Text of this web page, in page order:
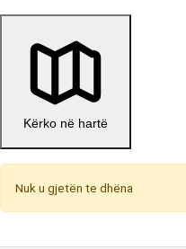
Kërko në hartë
Nuk u gjetën te dhëna